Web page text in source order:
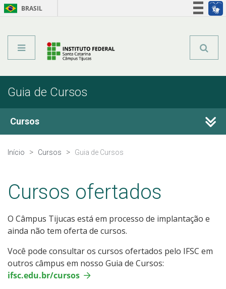
BRASIL
Guia de Cursos
Cursos
Guia de Cursos
Processo de Inscrição
Resultados
Como posso estudar no IFSC?
Calendários de inscrições
Início Cursos Guia de Cursos
Cursos ofertados
O Câmpus Tijucas está em processo de implantação e
ainda não tem oferta de cursos.
Você pode consultar os cursos ofertados pelo IFSC em
outros câmpus em nosso Guia de Cursos:
ifsc.edu.br/cursos